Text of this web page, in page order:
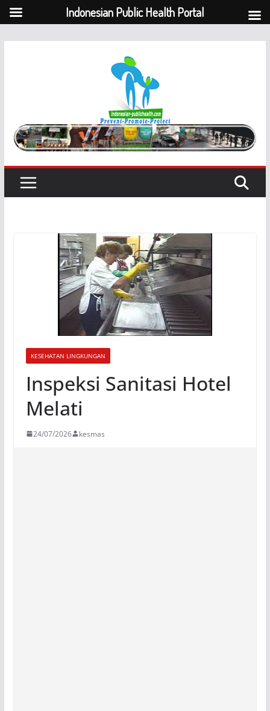
KESEHATAN LINGKUNGAN
Inspeksi Sanitasi Hotel
Melati
24/07/2026 kesmas
Indonesian Public Health Portal